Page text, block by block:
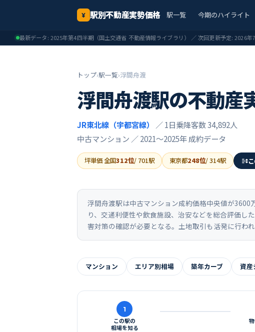
¥ 駅別不動産実勢価格 駅一覧 今期のハイライト
最新データ: 2025年第4四半期（国土交通省 不動産情報ライブラリ） ／ 次回更新予定:2026年
トップ›駅一覧›浮間舟渡
浮間舟渡駅の不動産
JR東北線（宇都宮線）
／ 1日乗降客数 34,892人
中古マンション ／2021〜2025年成約データ
坪単価 全国312位/ 701駅 東京都248位/314駅
浮間舟渡駅は中古マンション成約価格中央値が
り、交通利便性や飲食施設、治安などを総合評価し
害対策の確認が必要となる。土地取引も活発に行われ
マンション エリア別相場 築年カーブ 資産
1
この駅の
相場を知る